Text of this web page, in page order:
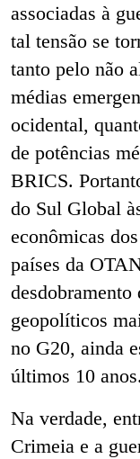
associadas à
tal tensão se
tanto pelo não
médias
ocidental,
de potências
BRICS.
do Sul Global
econômicas
países da
desdobramento
geopolíticos
no G20, ainda
últimos 10 anos.
Na verdade,
Crimeia e a